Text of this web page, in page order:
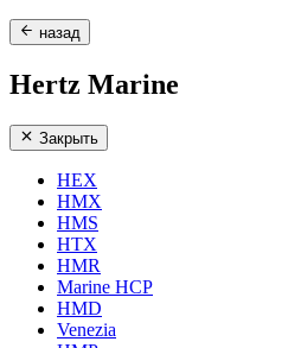
назад
Hertz Marine
Закрыть
HEX
HMX
HMS
HTX
HMR
Marine HCP
HMD
Venezia